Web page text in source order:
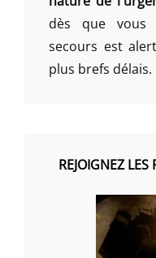
dès que vous
secours est
plus brefs délais.
REJOIGNEZ